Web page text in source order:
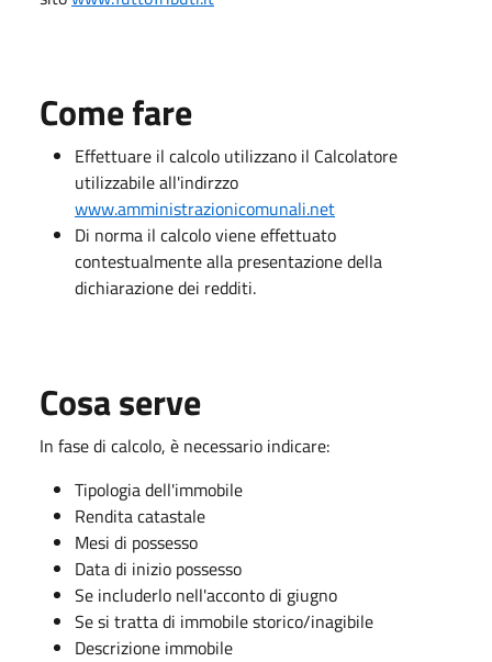
Come fare
Effettuare il calcolo utilizzano il Calcolatore
utilizzabile all'indirzzo
www.amministrazionicomunali.net
Di norma il calcolo viene effettuato
contestualmente alla presentazione della
dichiarazione dei redditi.
Cosa serve
In fase di calcolo, è necessario indicare:
Tipologia dell'immobile
Rendita catastale
Mesi di possesso
Data di inizio possesso
Se includerlo nell'acconto di giugno
Se si tratta di immobile storico/inagibile
Descrizione immobile